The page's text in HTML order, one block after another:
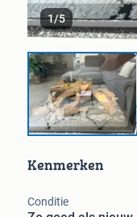
1/5
Kenmerken
Conditie